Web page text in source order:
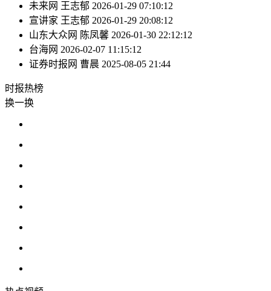
未来网 王志郁 2026-01-29 07:10:12
宣讲家 王志郁 2026-01-29 20:08:12
山东大众网 陈凤馨 2026-01-30 22:12:12
台海网 2026-02-07 11:15:12
证券时报网 曹晨 2025-08-05 21:44
时报热榜
换一换